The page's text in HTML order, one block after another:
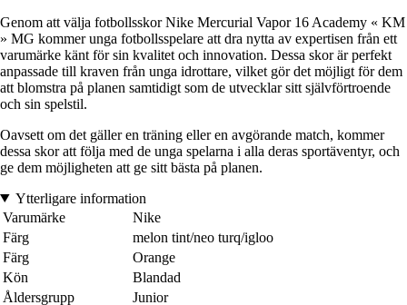
Genom att välja fotbollsskor Nike Mercurial Vapor 16 Academy « KM
» MG kommer unga fotbollsspelare att dra nytta av expertisen från ett
varumärke känt för sin kvalitet och innovation. Dessa skor är perfekt
anpassade till kraven från unga idrottare, vilket gör det möjligt för dem
att blomstra på planen samtidigt som de utvecklar sitt självförtroende
och sin spelstil.
Oavsett om det gäller en träning eller en avgörande match, kommer
dessa skor att följa med de unga spelarna i alla deras sportäventyr, och
ge dem möjligheten att ge sitt bästa på planen.
Ytterligare information
Varumärke
Nike
Färg
melon tint/neo turq/igloo
Färg
Orange
Kön
Blandad
Åldersgrupp
Junior